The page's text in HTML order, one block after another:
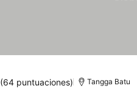
(64 puntuaciones) Tangga Batu